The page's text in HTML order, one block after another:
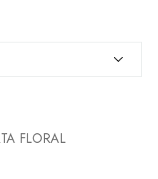
FLORAL